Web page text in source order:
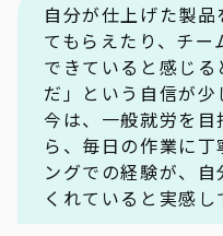
自分が仕上げた製
てもらえたり、チ
できていると感じ
だ」という自信が少
今は、一般就労を
ら、毎日の作業に
ングでの経験が、
くれていると実感し